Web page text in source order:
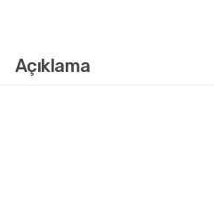
Açıklama